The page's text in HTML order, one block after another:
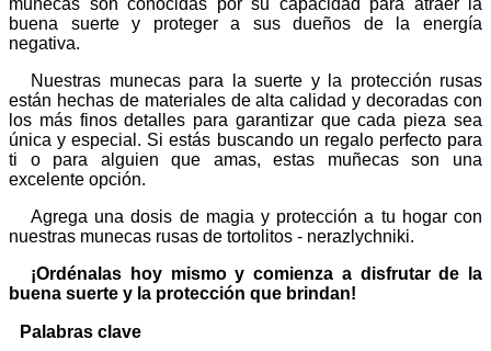
muñecas son conocidas por su capacidad para atraer la
buena suerte y proteger a sus dueños de la energía
negativa.
Nuestras munecas para la suerte y la protección rusas
están hechas de materiales de alta calidad y decoradas con
los más finos detalles para garantizar que cada pieza sea
única y especial. Si estás buscando un regalo perfecto para
ti o para alguien que amas, estas muñecas son una
excelente opción.
Agrega una dosis de magia y protección a tu hogar con
nuestras munecas rusas de tortolitos - nerazlychniki.
¡Ordénalas hoy mismo y comienza a disfrutar de la
buena suerte y la protección que brindan!
Palabras clave